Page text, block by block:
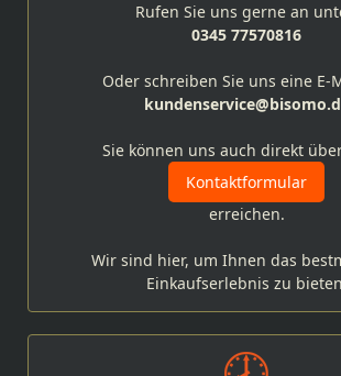
Rufen Sie uns gerne an
0345 77570816
Oder schreiben Sie uns eine E-
Sie können uns auch direkt
Kontaktformular
erreichen.
Wir sind hier, um Ihnen das
Einkaufserlebnis zu